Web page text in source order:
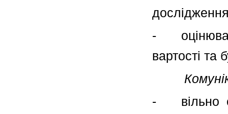
- оцінювати
вартості та
- вільно